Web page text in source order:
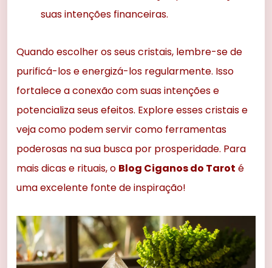
suas intenções financeiras.
Quando escolher os seus cristais, lembre-se de
purificá-los e energizá-los regularmente. Isso
fortalece a conexão com suas intenções e
potencializa seus efeitos. Explore esses cristais e
veja como podem servir como ferramentas
poderosas na sua busca por prosperidade. Para
mais dicas e rituais, o Blog Ciganos do Tarot é
uma excelente fonte de inspiração!